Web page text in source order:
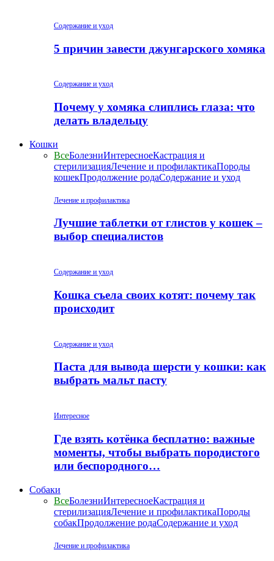
Содержание и уход
5 причин завести джунгарского хомяка
Содержание и уход
Почему у хомяка слиплись глаза: что
делать владельцу
Кошки
ВсеБолезниИнтересноеКастрация и
стерилизацияЛечение и профилактикаПороды
кошекПродолжение родаСодержание и уход
Лечение и профилактика
Лучшие таблетки от глистов у кошек –
выбор специалистов
Содержание и уход
Кошка съела своих котят: почему так
происходит
Содержание и уход
Паста для вывода шерсти у кошки: как
выбрать мальт пасту
Интересное
Где взять котёнка бесплатно: важные
моменты, чтобы выбрать породистого
или беспородного…
Собаки
ВсеБолезниИнтересноеКастрация и
стерилизацияЛечение и профилактикаПороды
собакПродолжение родаСодержание и уход
Лечение и профилактика